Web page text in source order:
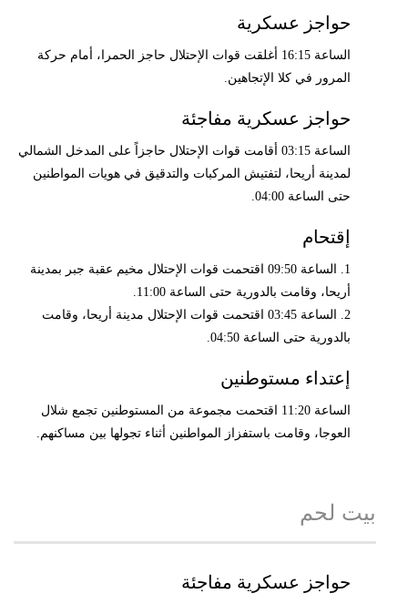
حواجز عسكرية
الساعة 16:15 أغلقت قوات الإحتلال حاجز الحمرا، أمام حركة
المرور في كلا الإتجاهين.
حواجز عسكرية مفاجئة
الساعة 03:15 أقامت قوات الإحتلال حاجزاً على المدخل الشمالي
لمدينة أريحا، لتفتيش المركبات والتدقيق في هويات المواطنين
حتى الساعة 04:00.
إقتحام
1. الساعة 09:50 اقتحمت قوات الإحتلال مخيم عقبة جبر بمدينة
أريحا، وقامت بالدورية حتى الساعة 11:00.
2. الساعة 03:45 اقتحمت قوات الإحتلال مدينة أريحا، وقامت
بالدورية حتى الساعة 04:50.
إعتداء مستوطنين
الساعة 11:20 اقتحمت مجموعة من المستوطنين تجمع شلال
العوجا، وقامت باستفزاز المواطنين أثناء تجولها بين مساكنهم.
بيت لحم
حواجز عسكرية مفاجئة